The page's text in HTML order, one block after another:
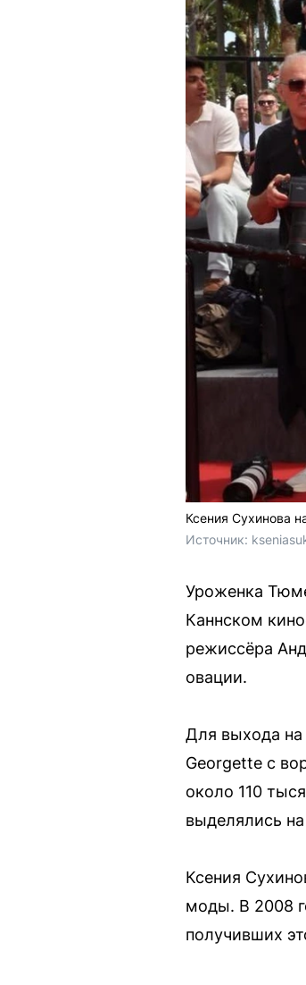
Ксения Сухинова
Источник:
Уроженка
Каннском
режиссёра
овации.
Для выхода на
Georgette с
около 110
выделялись
Ксения
моды. В 2008
получивших